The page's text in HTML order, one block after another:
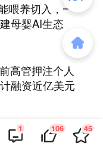
喂养切入，一
母婴AI生态
高管押注个人
融资近亿美元
三清”博士联合创
服务，完成数
1 106 45